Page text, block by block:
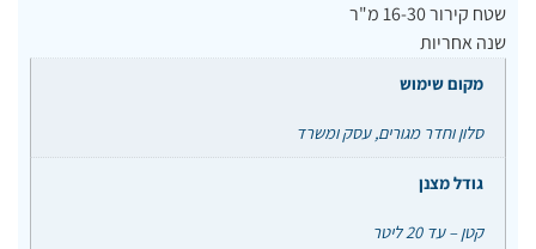
שטח קירור 16-30 מ"ר
שנה אחריות
מקום שימוש
סלון וחדר מגורים, עסק ומשרד
גודל מצנן
קטן – עד 20 ליטר